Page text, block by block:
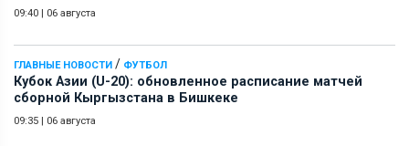
09:40 06 августа
ГЛАВНЫЕ НОВОСТИ / ФУТБОЛ
Кубок Азии (U-20): обновленное расписание матчей
сборной Кыргызстана в Бишкеке
09:35 06 августа